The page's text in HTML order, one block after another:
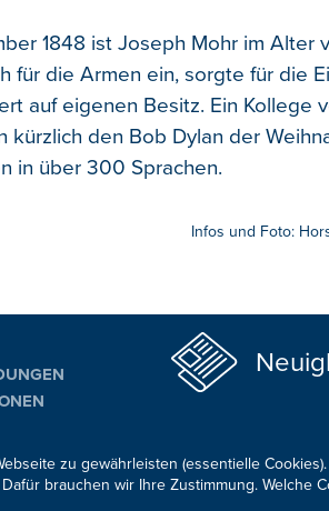
1848 ist Joseph Mohr im Alter
für die Armen ein, sorgte für die
auf eigenen Besitz. Ein Kollege
kürzlich den Bob Dylan der
in über 300 Sprachen.
Infos und Foto:
zu gewährleisten (essentielle
brauchen wir Ihre Zustimmung. Welche